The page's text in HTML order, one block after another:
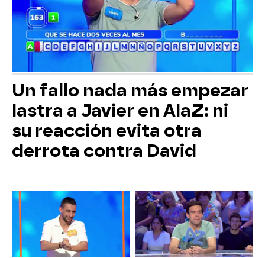
Un fallo nada más empezar
lastra a Javier en AlaZ: ni
su reacción evita otra
derrota contra David